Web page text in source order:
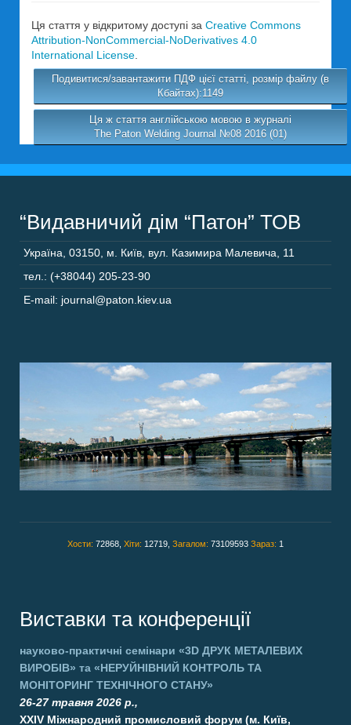
Ця стаття у відкритому доступі за Creative Commons
Attribution-NonCommercial-NoDerivatives 4.0
International License
Подивитися/завантажити ПДФ цієї статті, розмір файлу (в
Кбайтах):1149
Ця ж стаття англійською мовою в журналі
The Paton Welding Journal №08 2016 (01)
“Видавничий дім “Патон” ТОВ
Україна 03150 м. Київ, вул. Казимира Малевича, 11
тел.: (+38044) 205-23-90
E-mail: journal@paton.kiev.ua
Хости: 72868, Хіти: 12719, Загалом: 73109593 Зараз: 1
Виставки та конференції
науково-практичні семінари «3D ДРУК МЕТАЛЕВИХ
ВИРОБІВ» та «НЕРУЙНІВНИЙ КОНТРОЛЬ ТА
МОНІТОРИНГ ТЕХНІЧНОГО СТАНУ»
26-27 травня 2026 р.,
XXIV Міжнародний промисловий форум (м. Київ,